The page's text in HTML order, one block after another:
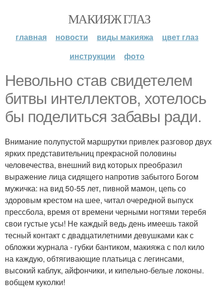
МАКИЯЖ ГЛАЗ
главная новости виды макияжа
цвет глаз
инструкции
фото
Невольно став свидетелем
битвы интеллектов, хотелось
бы поделиться забавы ради.
Внимание полупустой маршрутки привлек разговор двух
ярких представительниц прекрасной половины
человечества, внешний вид которых преобразил
выражение лица сидящего напротив забытого Богом
мужичка: на вид 50-55 лет, пивной мамон, цепь со
здоровым крестом на шее, читал очередной выпуск
прессбола, время от времени черными ногтями теребя
свои густые усы! Не каждый ведь день имеешь такой
тесный контакт с двадцатилетними девушками как с
обложки журнала - губки бантиком, макияжа с пол кило
на каждую, обтягивающие платьица с легинсами,
высокий каблук, айфончики, и кипельно-белые локоны.
вобщем куколки!